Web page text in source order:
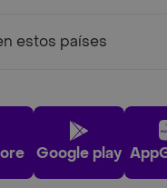
estos países
Google play